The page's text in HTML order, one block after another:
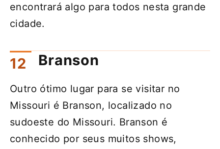
encontrará algo para todos nesta grande
cidade.
Branson
Outro ótimo lugar para se visitar no
Missouri é Branson, localizado no
sudoeste do Missouri. Branson é
conhecido por seus muitos shows,